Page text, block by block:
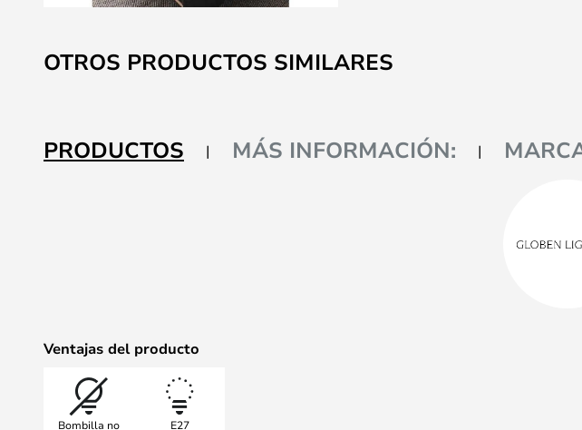
al
comienzo
galería
de
OTROS PRODUCTOS SIMILARES
PRODUCTOS MÁS INFORMACIÓN:
Ventajas del producto
Bombilla no
E27